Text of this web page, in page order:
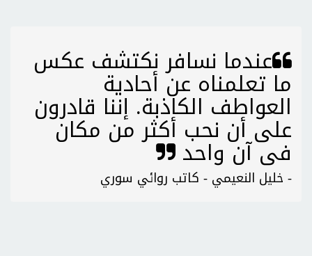
عندما نسافر نكتشف عكس
ما تعلمناه عن أحادية
العواطف الكاذبة. إننا قادرون
على أن نحب أكثر من مكان
فى آن واحد
- خليل النعيمي - كاتب روائي سوري